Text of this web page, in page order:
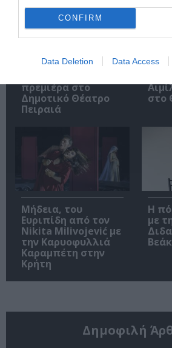
CONFIRM
Data Deletion Data Access
Artist Unknown*
Καλλιτέχνη*] *Η
Ήβη ήταν εδώ:
πρεμιέρα στο
Δημοτικό Θέατρο
Πειραιά
στο
Μήδεια, του
Ευριπίδη από τον
Nikita Milivojević με
την Καρυοφυλλιά
Καραμπέτη στην
Κρήτη
Η
με
Δημοφιλή